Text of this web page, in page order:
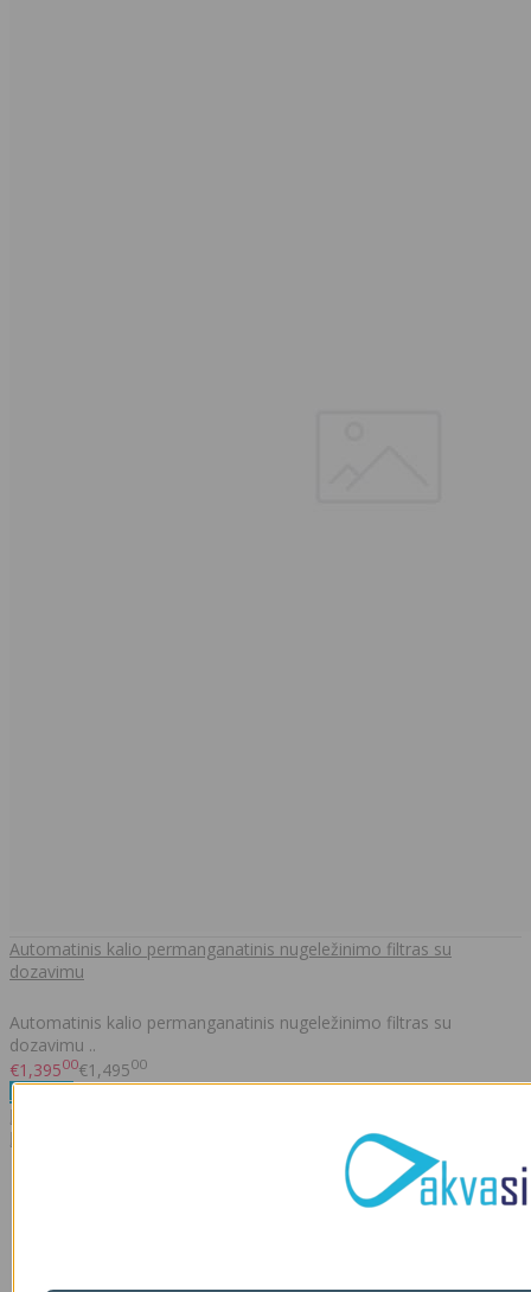
Automatinis kalio permanganatinis nugeležinimo filtras su
dozavimu
Automatinis kalio permanganatinis nugeležinimo filtras su
dozavimu ..
€1,39500€1,49500
Daugiau
Į palyginimą
Į norų sąrašą